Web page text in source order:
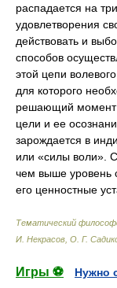
распадается на
удовлетворения
действовать и
способов
этой цепи
для которого
решающий момент
цели и ее
зарождается в
или «силы воли».
чем выше уровень
его ценностные
Тематический
И. Некрасов, О. Г.
Игры ⚽
Нужно